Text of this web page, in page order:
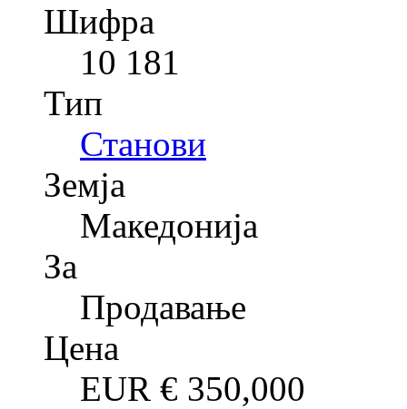
Шифра
10 181
Тип
Станови
Земја
Македонија
За
Продавање
Цена
EUR € 350,000